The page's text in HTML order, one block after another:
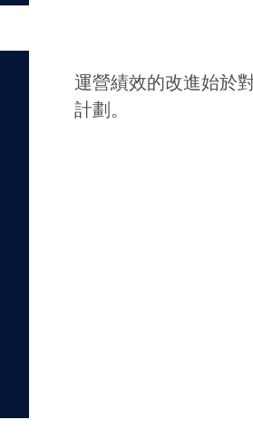
運營績效的改進始於
計劃。